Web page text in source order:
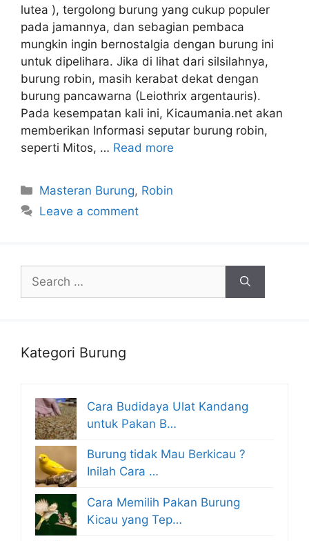
lutea ), tergolong burung yang cukup populer
pada jamannya, dan sebagian pembaca
mungkin ingin bernostalgia dengan burung ini
untuk dipelihara. Jika di lihat dari silsilahnya,
burung robin, masih kerabat dekat dengan
burung pancawarna (Leiothrix argentauris).
Pada kesempatan kali ini, Kicaumania.net akan
memberikan Informasi seputar burung robin,
seperti Mitos, … Read more
Categories
Masteran Burung, Robin
Leave a comment
for:
Kategori Burung
Cara Budidaya Ulat Kandang
untuk Pakan B…
Burung tidak Mau Berkicau ?
Inilah Cara …
Cara Memilih Pakan Burung
Kicau yang Tep…